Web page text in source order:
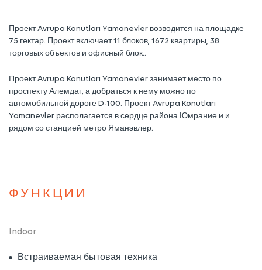
Проект Avrupa Konutları Yamanevler возводится на площадке
75 гектар. Проект включает 11 блоков, 1672 квартиры, 38
торговых объектов и офисный блок..
Проект Аvrupa Konutları Yamanevler занимает место по
проспекту Алемдаг, а добраться к нему можно по
автомобильной дороге D-100. Проект Avrupa Konutları
Yamanevler располагается в сердце района Юмрание и и
рядом со станцией метро Яманэвлер.
ФУНКЦИИ
Indoor
Встраиваемая бытовая техника